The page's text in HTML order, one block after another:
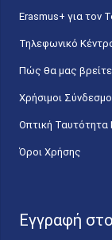
Erasmus+ για τον
Τηλεφωνικό
Πώς θα μας βρείτε
Χρήσιμοι
Οπτική Ταυτότητα
Όροι Χρήσης
Εγγραφή